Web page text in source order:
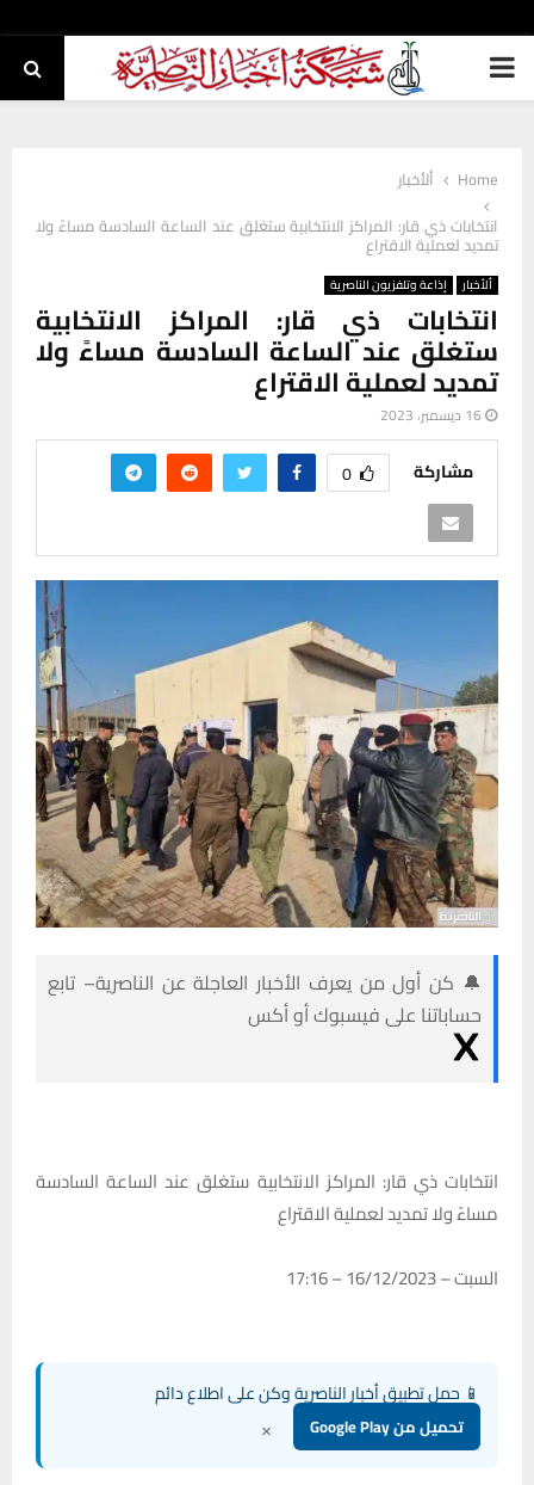
PRIMARY
Home
ألأخبار
انتخابات ذي قار: المراكز الانتخابية ستغلق عند الساعة السادسة مساءً ولا
تمديد لعملية الاقتراع
ألأخبار إذاعة وتلفزيون الناصرية
انتخابات ذي قار: المراكز الانتخابية
ستغلق عند الساعة السادسة مساءً ولا
تمديد لعملية الاقتراع
16 ديسمبر، 2023
مشاركة 0
🔔 كن أول من يعرف الأخبار العاجلة عن الناصرية– تابع
حساباتنا على فيسبوك أو أكس
انتخابات ذي قار: المراكز الانتخابية ستغلق عند الساعة السادسة
مساءً ولا تمديد لعملية الاقتراع
السبت – 16/12/2023 – 17:16
📱 حمل تطبيق أخبار الناصرية وكن على اطلاع دائم
تحميل من Google Play ×